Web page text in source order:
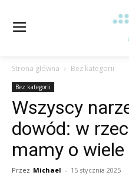
Strona główna Bez kategorii
Bez kategorii
Wszyscy
dowód: w
mamy o
Przez Michael - 15 stycznia 2025